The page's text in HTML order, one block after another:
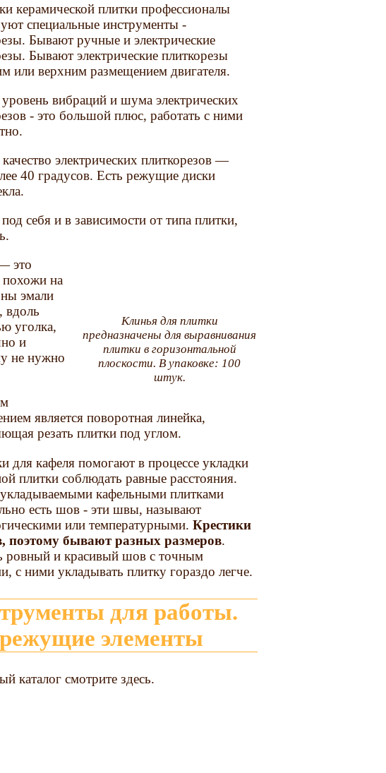
керамической плитки профессионалы
специальные инструменты -
Бывают ручные и электрические
Бывают электрические плиткорезы
или верхним размещением двигателя.
вибраций и шума электрических
- это большой плюс, работать с ними
электрических плиткорезов —
40 градусов. Есть режущие диски
себя и в зависимости от типа плитки,
Клинья для плитки
предназначены для выравнивания
плитки в горизонтальной
плоскости. В упаковке: 100
штук.
это
на
эмали
вдоль
уголка,
и
не нужно
является поворотная линейка,
резать плитки под углом.
для кафеля помогают в процессе укладки
плитки соблюдать равные расстояния.
кафельными плитками
есть шов - эти швы, называют
или температурными.Крестики
бывают разных размеров.
ровный и красивый шов с точным
с ними укладывать плитку гораздо легче.
элементы
каталог смотрите здесь.